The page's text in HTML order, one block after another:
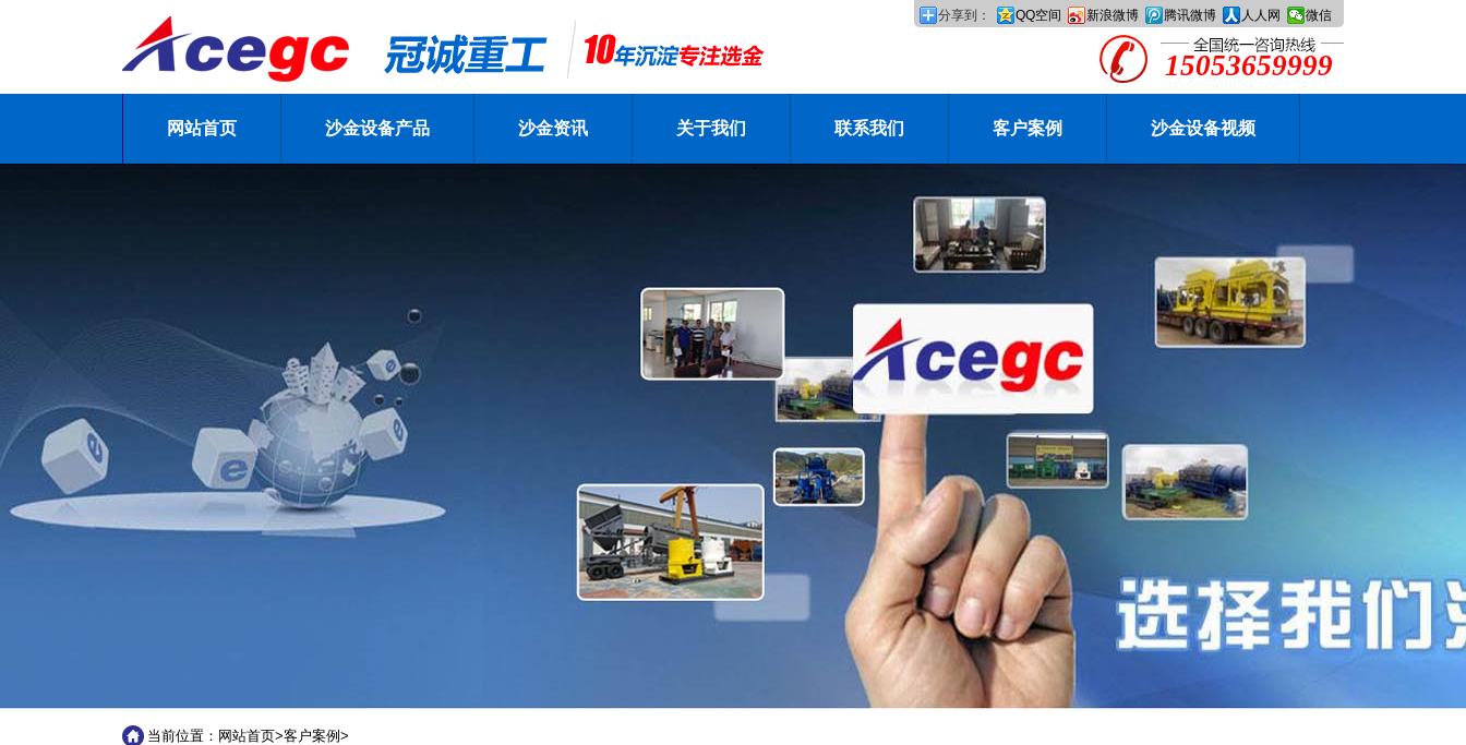
15053659999
分享到： QQ空间 新浪微博 腾讯微博 人人网 微信
网站首页 沙金设备产品 沙金资讯 关于我们 联系我们 客户案例 沙金设备视频
当前位置： 网站首页>客户案例>